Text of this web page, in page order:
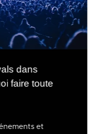
dans
faire toute
et